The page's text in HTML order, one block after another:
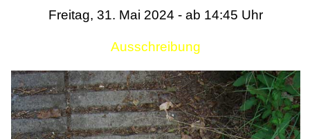
Termine
Freitag, 31. Mai 2024 - ab 14:45 Uhr
Ausschreibung